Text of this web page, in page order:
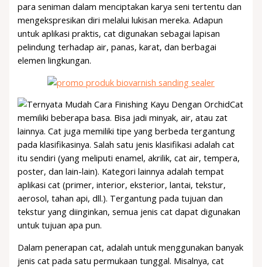
para seniman dalam menciptakan karya seni tertentu dan
mengekspresikan diri melalui lukisan mereka. Adapun
untuk aplikasi praktis, cat digunakan sebagai lapisan
pelindung terhadap air, panas, karat, dan berbagai
elemen lingkungan.
Cat
memiliki beberapa basa. Bisa jadi minyak, air, atau zat
lainnya. Cat juga memiliki tipe yang berbeda tergantung
pada klasifikasinya. Salah satu jenis klasifikasi adalah cat
itu sendiri (yang meliputi enamel, akrilik, cat air, tempera,
poster, dan lain-lain). Kategori lainnya adalah tempat
aplikasi cat (primer, interior, eksterior, lantai, tekstur,
aerosol, tahan api, dll.). Tergantung pada tujuan dan
tekstur yang diinginkan, semua jenis cat dapat digunakan
untuk tujuan apa pun.
Dalam penerapan cat, adalah untuk menggunakan banyak
jenis cat pada satu permukaan tunggal. Misalnya, cat